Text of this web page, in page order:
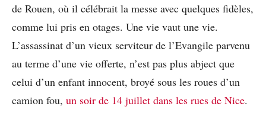
de Rouen, où il célébrait la messe avec quelques fidèles,
comme lui pris en otages. Une vie vaut une vie.
L’assassinat d’un vieux serviteur de l’Evangile parvenu
au terme d’une vie offerte, n’est pas plus abject que
celui d’un enfant innocent, broyé sous les roues d’un
camion fou, un soir de 14 juillet dans les rues de Nice.